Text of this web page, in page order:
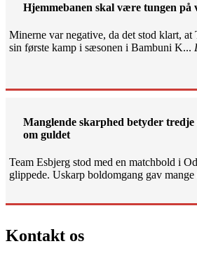
Hjemmebanen skal være tungen på
Minerne var negative, da det stod klart, at
sin første kamp i sæsonen i Bambuni K...
Manglende skarphed betyder tredje
om guldet
Team Esbjerg stod med en matchbold i
glippede. Uskarp boldomgang gav
Kontakt os